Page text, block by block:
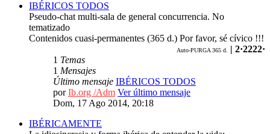
IBÉRICOS TODOS
Pseudo-chat multi-sala de general concurrencia. No
tematizado
Contenidos cuasi-permanentes (365 d.) Por favor, sé cívico !!!
Auto-PURGA 365 d.
| 2·2222·
1 Temas
1 Mensajes
Último mensaje IBÉRICOS TODOS
porIb.org /Adm Ver último mensaje
Dom, 17 Ago 2014, 20:18
IBÉRICAMENTE